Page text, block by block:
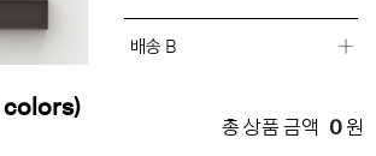
colors)
배송 B
총 상품 금액 0 원